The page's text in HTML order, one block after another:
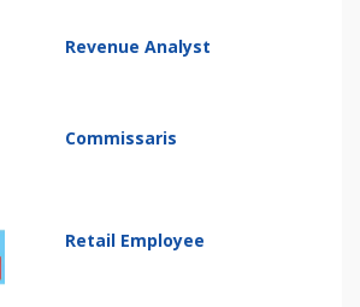
Revenue Analyst
Commissaris
Retail Employee